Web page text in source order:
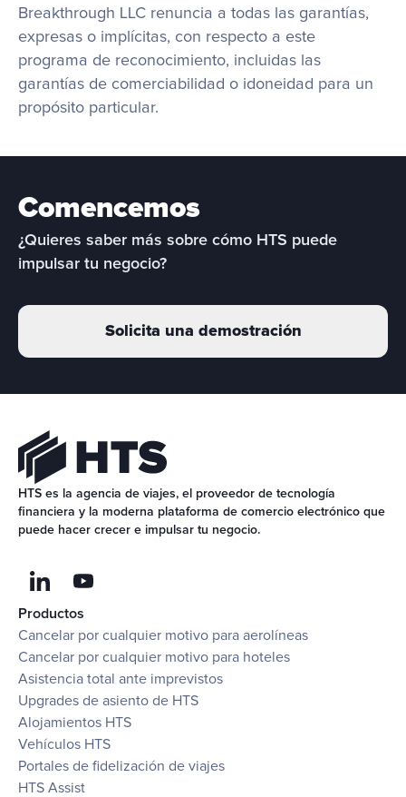
Breakthrough LLC renuncia a todas las garantías,
expresas o implícitas, con respecto a este
programa de reconocimiento, incluidas las
garantías de comerciabilidad o idoneidad para un
propósito particular.
Comencemos
¿Quieres saber más sobre cómo HTS puede
impulsar tu negocio?
Solicita una demostración
HTS es la agencia de viajes, el proveedor de tecnología
financiera y la moderna plataforma de comercio electrónico que
puede hacer crecer e impulsar tu negocio.
Productos
Cancelar por cualquier motivo para aerolíneas
Cancelar por cualquier motivo para hoteles
Asistencia total ante imprevistos
Upgrades de asiento de HTS
Alojamientos HTS
Vehículos HTS
Portales de fidelización de viajes
HTS Assist